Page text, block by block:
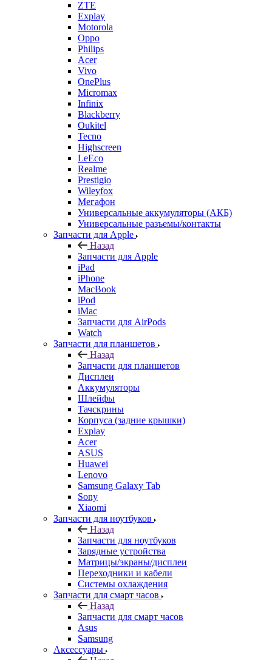
Philips
Acer
Vivo
OnePlus
Micromax
Infinix
Blackberry
Oukitel
Tecno
Highscreen
LeEco
Realme
Prestigio
Wileyfox
Мегафон
Универсальные аккумуляторы (АКБ)
Универсальные разъемы/контакты
Запчасти для Apple
Назад
Запчасти для Apple
iPad
iPhone
MacBook
iPod
iMac
Запчасти для AirPods
Watch
Запчасти для планшетов
Назад
Запчасти для планшетов
Дисплеи
Аккумуляторы
Шлейфы
Тачскрины
Корпуса (задние крышки)
Explay
Acer
ASUS
Huawei
Lenovo
Samsung Galaxy Tab
Sony
Xiaomi
Запчасти для ноутбуков
Назад
Запчасти для ноутбуков
Зарядные устройства
Матрицы/экраны/дисплеи
Переходники и кабели
Системы охлаждения
Запчасти для смарт часов
Назад
Запчасти для смарт часов
Asus
Samsung
Аксессуары
Назад
Аксессуары
Apple
Чехлы для телефонов и накладки